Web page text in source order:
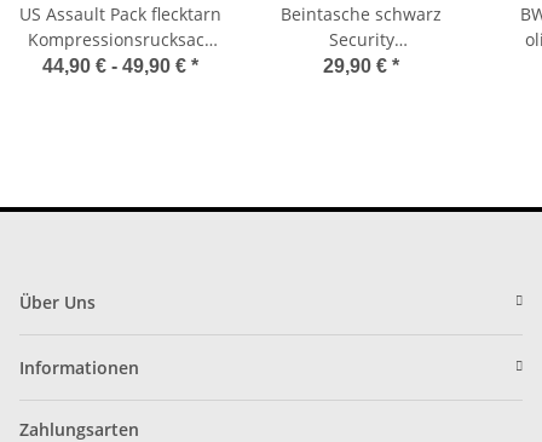
US Assault Pack flecktarn
Kompressionsrucksack
Taktischer Rucksack
44,90 € - 49,90 € *
Beintasche schwarz
Security
Sicherheitsdienst Multi
29,90 € *
Über Uns
Informationen
Zahlungsarten